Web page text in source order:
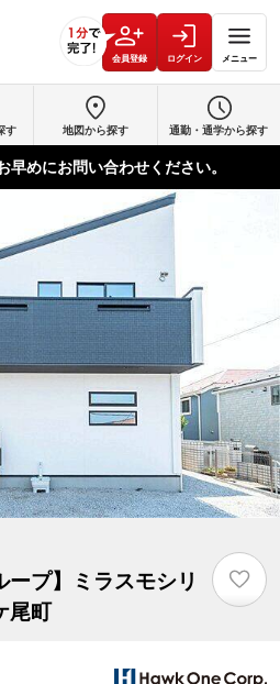
会員登録 ログイン メニュー
す 地図から探す 通勤・通学から探す
早めにお問い合わせください。
ープ】ミラスモシリ
尾町
♡